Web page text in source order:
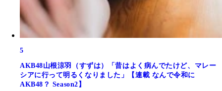
5
AKB48山根涼羽（すずは）「昔はよく病んでたけど、マレー
シアに行って明るくなりました」【連載 なんで令和に
AKB48？ Season2】